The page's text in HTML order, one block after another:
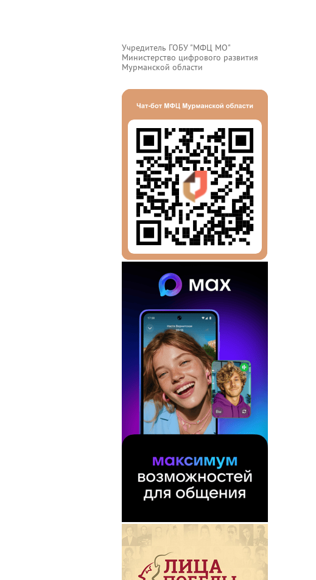
Учредитель ГОБУ "МФЦ МО"
Министерство цифрового развития
Мурманской области